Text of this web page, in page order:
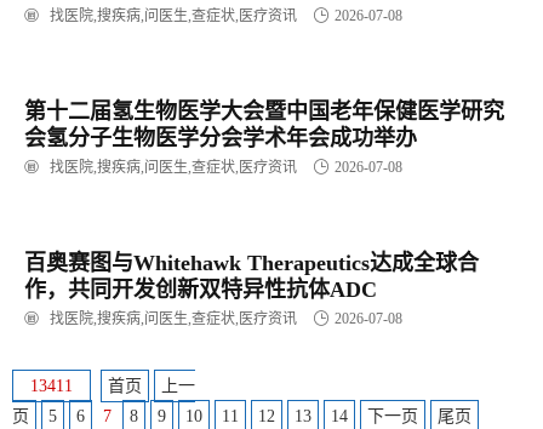
找医院,搜疾病,问医生,查症状,医疗资讯 2026-07-08
第十二届氢生物医学大会暨中国老年保健医学研究
会氢分子生物医学分会学术年会成功举办
找医院,搜疾病,问医生,查症状,医疗资讯 2026-07-08
百奥赛图与Whitehawk Therapeutics达成全球合
作，共同开发创新双特异性抗体ADC
找医院,搜疾病,问医生,查症状,医疗资讯 2026-07-08
13411 首页
上一
页
5 6 7 8 9 10 11 12 13 14 下一页 尾页